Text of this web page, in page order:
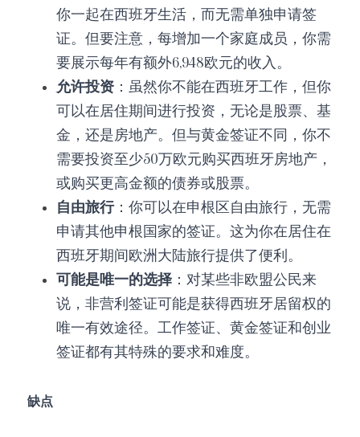
你一起在西班牙生活，而无需单独申请签
证。但要注意，每增加一个家庭成员，你需
要展示每年有额外6,948欧元的收入。
允许投资 ：虽然你不能在西班牙工作，但你
可以在居住期间进行投资，无论是股票、基
金，还是房地产。但与黄金签证不同，你不
需要投资至少50万欧元购买西班牙房地产，
或购买更高金额的债券或股票。
自由旅行：你可以在申根区自由旅行，无需
申请其他申根国家的签证。这为你在居住在
西班牙期间欧洲大陆旅行提供了便利。
可能是唯一的选择 ：对某些非欧盟公民来
说，非营利签证可能是获得西班牙居留权的
唯一有效途径。工作签证、黄金签证和创业
签证都有其特殊的要求和难度。
缺点